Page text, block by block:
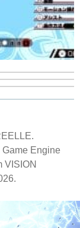
Engine
VISION